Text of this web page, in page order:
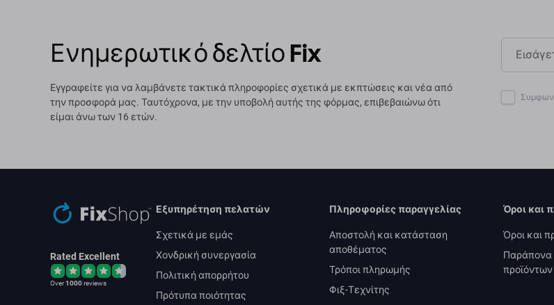
Ενημερωτικό δελτίο Fix
Εγγραφείτε για να λαμβάνετε τακτικά πληροφορίες σχετικά με εκπτώσεις και νέα από
την προσφορά μας. Ταυτόχρονα, με την υποβολή αυτής της φόρμας, επιβεβαιώνω ότι
είμαι άνω των 16 ετών.
Rated Excellent
Over1000reviews
Εξυπηρέτηση πελατών
Σχετικά με εμάς
Χονδρική συνεργασία
Πολιτική απορρήτου
Πρότυπα ποιότητας
Πληροφορίες παραγγελίας
Αποστολή και κατάσταση
αποθέματος
Τρόποι πληρωμής
Φιξ-Τεχνίτης
Όροι και
Όροι και
Παράπονα
προϊόντων